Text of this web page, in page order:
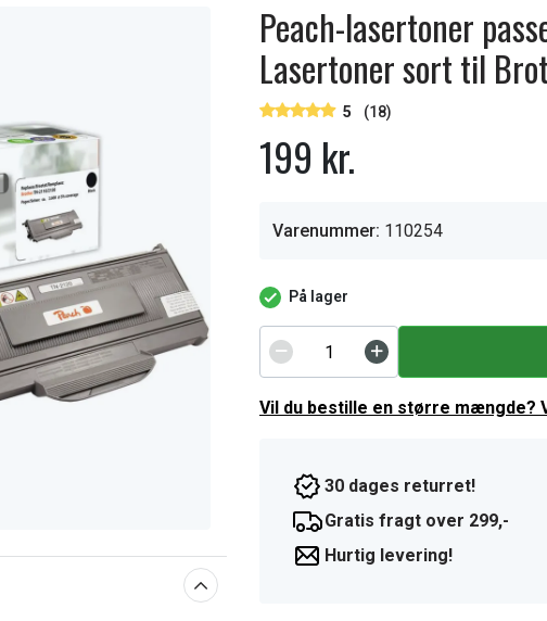
Peach-lasertoner
Lasertoner sort til
5 (18)
199 kr.
Varenummer: 110254
På lager
Vil du bestille en større mængde?
30 dages returret!
Gratis fragt over 299,-
Hurtig levering!